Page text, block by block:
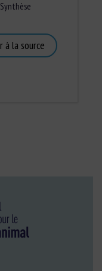
à la source